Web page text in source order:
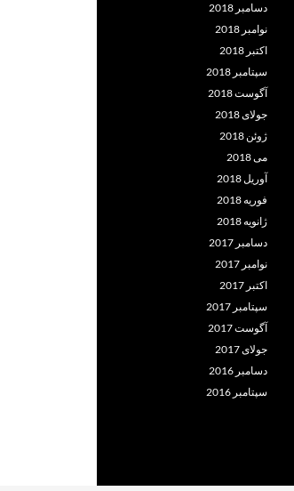
دسامبر 2018
نوامبر 2018
اکتبر 2018
سپتامبر 2018
آگوست 2018
جولای 2018
ژوئن 2018
می 2018
آوریل 2018
فوریه 2018
ژانویه 2018
دسامبر 2017
نوامبر 2017
اکتبر 2017
سپتامبر 2017
آگوست 2017
جولای 2017
دسامبر 2016
سپتامبر 2016